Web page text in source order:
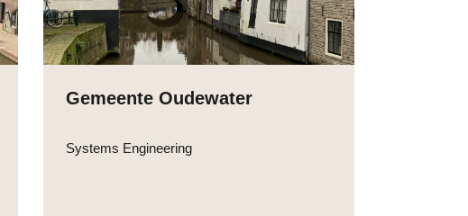
Gemeente Oudewater
Systems Engineering